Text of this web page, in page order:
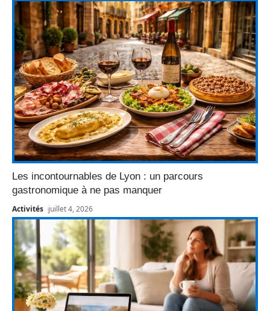
Les incontournables de Lyon : un parcours
gastronomique à ne pas manquer
Activités juillet 4, 2026